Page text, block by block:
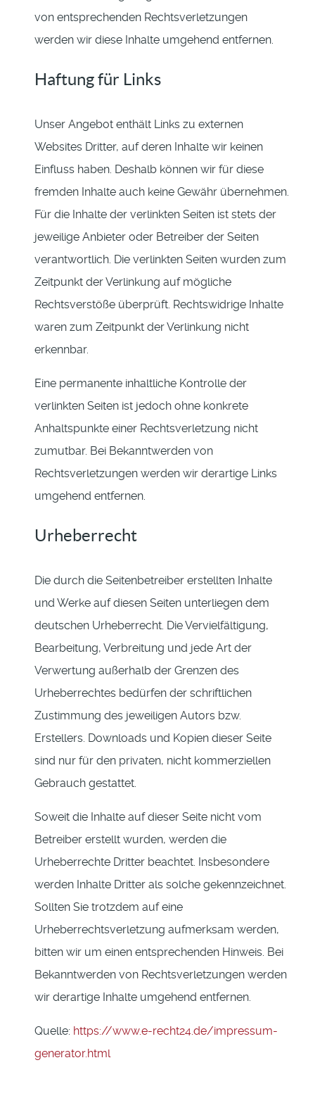
von entsprechenden Rechtsverletzungen
werden wir diese Inhalte umgehend entfernen.
Haftung für Links
Unser Angebot enthält Links zu externen
Websites Dritter, auf deren Inhalte wir keinen
Einfluss haben. Deshalb können wir für diese
fremden Inhalte auch keine Gewähr übernehmen.
Für die Inhalte der verlinkten Seiten ist stets der
jeweilige Anbieter oder Betreiber der Seiten
verantwortlich. Die verlinkten Seiten wurden zum
Zeitpunkt der Verlinkung auf mögliche
Rechtsverstöße überprüft. Rechtswidrige Inhalte
waren zum Zeitpunkt der Verlinkung nicht
erkennbar.
Eine permanente inhaltliche Kontrolle der
verlinkten Seiten ist jedoch ohne konkrete
Anhaltspunkte einer Rechtsverletzung nicht
zumutbar. Bei Bekanntwerden von
Rechtsverletzungen werden wir derartige Links
umgehend entfernen.
Urheberrecht
Die durch die Seitenbetreiber erstellten Inhalte
und Werke auf diesen Seiten unterliegen dem
deutschen Urheberrecht. Die Vervielfältigung,
Bearbeitung, Verbreitung und jede Art der
Verwertung außerhalb der Grenzen des
Urheberrechtes bedürfen der schriftlichen
Zustimmung des jeweiligen Autors bzw.
Erstellers. Downloads und Kopien dieser Seite
sind nur für den privaten, nicht kommerziellen
Gebrauch gestattet.
Soweit die Inhalte auf dieser Seite nicht vom
Betreiber erstellt wurden, werden die
Urheberrechte Dritter beachtet. Insbesondere
werden Inhalte Dritter als solche gekennzeichnet.
Sollten Sie trotzdem auf eine
Urheberrechtsverletzung aufmerksam werden,
bitten wir um einen entsprechenden Hinweis. Bei
Bekanntwerden von Rechtsverletzungen werden
wir derartige Inhalte umgehend entfernen.
Quelle: https://www.e-recht24.de/impressum-
generator.html